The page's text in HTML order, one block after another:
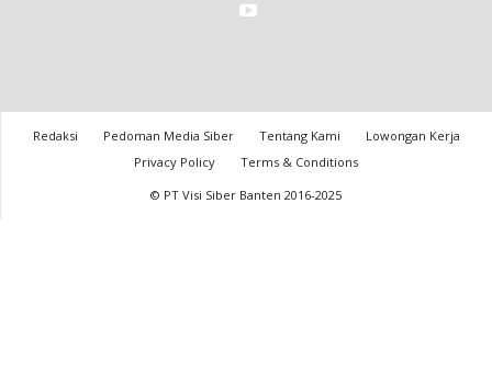
Redaksi Pedoman Media Siber Tentang Kami
Lowongan Kerja
Privacy Policy
Terms & Conditions
© PT Visi Siber Banten 2016-2025